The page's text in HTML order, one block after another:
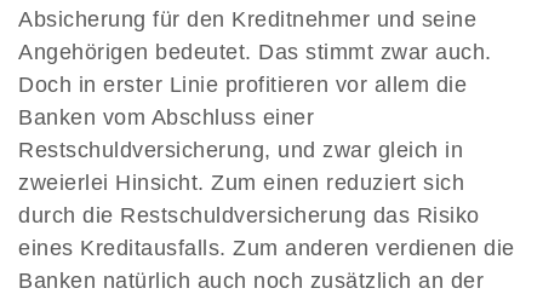
Absicherung für den Kreditnehmer und seine
Angehörigen bedeutet. Das stimmt zwar auch.
Doch in erster Linie profitieren vor allem die
Banken vom Abschluss einer
Restschuldversicherung, und zwar gleich in
zweierlei Hinsicht. Zum einen reduziert sich
durch die Restschuldversicherung das Risiko
eines Kreditausfalls. Zum anderen verdienen die
Banken natürlich auch noch zusätzlich an der